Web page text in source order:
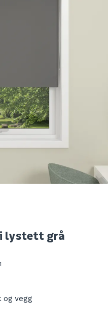
Debel rullegardin uni-
bo lystett hvit 160x210
390
lystett grå
vegg